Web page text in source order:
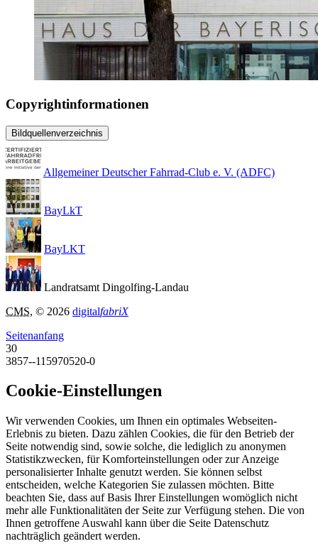
Copyrightinformationen
Bildquellenverzeichnis
Allgemeiner Deutscher Fahrrad-Club e. V. (ADFC)
BayLkT
BayLKT
Landratsamt Dingolfing-Landau
CMS, © 2026 digitalfabriX
Seitenanfang
30
3857--115970520-0
Cookie-Einstellungen
Wir verwenden Cookies, um Ihnen ein optimales Webseiten-
Erlebnis zu bieten. Dazu zählen Cookies, die für den Betrieb der
Seite notwendig sind, sowie solche, die lediglich zu anonymen
Statistikzwecken, für Komforteinstellungen oder zur Anzeige
personalisierter Inhalte genutzt werden. Sie können selbst
entscheiden, welche Kategorien Sie zulassen möchten. Bitte
beachten Sie, dass auf Basis Ihrer Einstellungen womöglich nicht
mehr alle Funktionalitäten der Seite zur Verfügung stehen. Die von
Ihnen getroffene Auswahl kann über die Seite Datenschutz
nachträglich geändert werden.